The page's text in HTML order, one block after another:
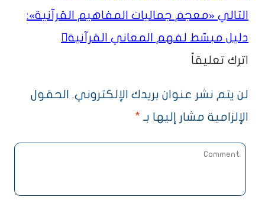
التالي «معجم جماليات المفاهيم القرآنية»:
دليل مبسّط لفهم المعاني القرآنية
اترك تعليقاً
لن يتم نشر عنوان بريدك الإلكتروني. الحقول
الإلزامية مشار إليها بـ *